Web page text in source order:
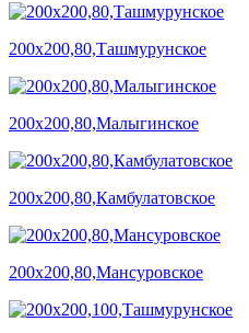
200х200,80,Ташмурунское
200х200,80,Малыгинское
200х200,80,Камбулатовское
200х200,80,Мансуровское